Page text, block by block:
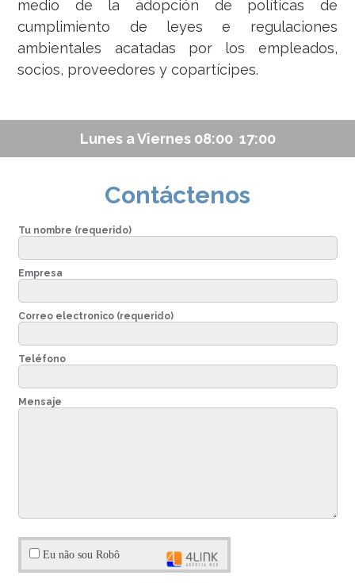
medio de la adopción de políticas de
cumplimiento de leyes e regulaciones
ambientales acatadas por los empleados,
socios, proveedores y copartícipes.
Lunes a Viernes 08:00  17:00
Contáctenos
Tu nombre (requerido)
Empresa
Correo electronico (requerido)
Teléfono
Mensaje
Eu não sou Robô